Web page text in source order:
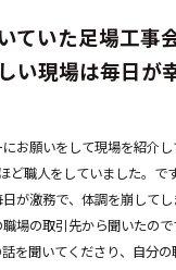
ていた足場工事
い現場は毎日が
お願いをして現場を紹介
ど職人をしていました。で
が激務で、体調を崩して
場の取引先から聞いたの
を聞いてくださり、自分